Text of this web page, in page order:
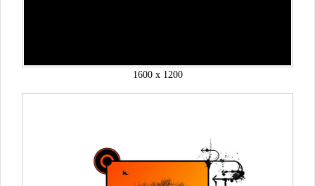
1600 x 1200